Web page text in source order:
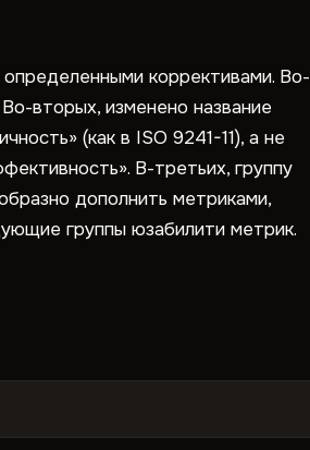
коррективами. Во-
вторых, изменено название
(как в ISO 9241-11), а не
В-третьих, группу
дополнить метриками,
группы юзабилити метрик.